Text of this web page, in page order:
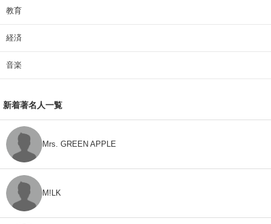
教育
経済
音楽
新着著名人一覧
Mrs. GREEN APPLE
M!LK